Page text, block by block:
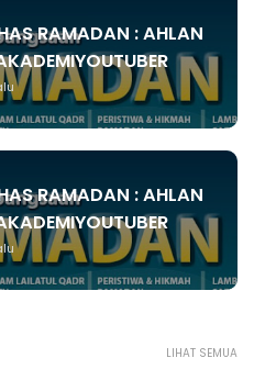
RAMADAN : AHLAN
RAMADAN : AHLAN
LIHAT SEMUA